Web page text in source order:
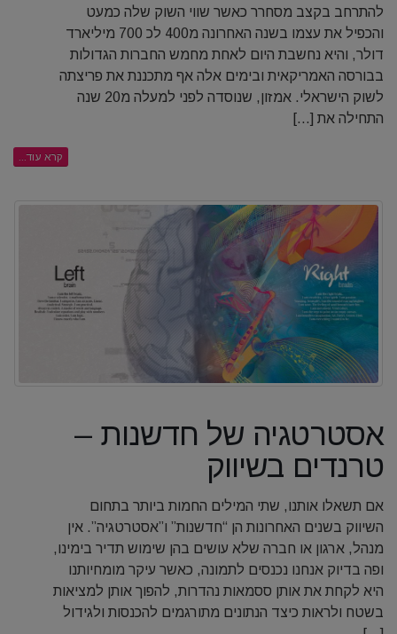
להתרחב בקצב מסחרר כאשר שווי השוק שלה כמעט
והכפיל את עצמו בשנה האחרונה מ400 לכ 700 מיליארד
דולר, והיא נחשבת היום לאחת מחמש החברות הגדולות
בבורסה האמריקאית ובימים אלה אף מתכננת את פריצתה
לשוק הישראלי. אמזון, שנוסדה לפני למעלה מ20 שנה
התחילה את [...]
קרא עוד...
אסטרטגיה של חדשנות –
טרנדים בשיווק
אם תשאלו אותנו, שתי המילים החמות ביותר בתחום
השיווק בשנים האחרונות הן “חדשנות” ו”אסטרטגיה”. אין
מנהל, ארגון או חברה שלא עושים בהן שימוש תדיר בימינו,
ופה בדיוק אנחנו נכנסים לתמונה, כאשר עיקר מומחיותנו
היא לקחת את אותן ססמאות נהדרות, להפוך אותן למציאות
בשטח ולראות כיצד הנתונים מתורגמים להכנסות ולגידול